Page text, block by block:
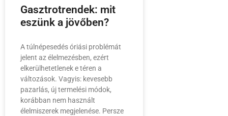
Gasztrotrendek: mit
eszünk a jövőben?
A túlnépesedés óriási problémát
jelent az élelmezésben, ezért
elkerülhetetlenek e téren a
változások. Vagyis: kevesebb
pazarlás, új termelési módok,
korábban nem használt
élelmiszerek megjelenése. Persze